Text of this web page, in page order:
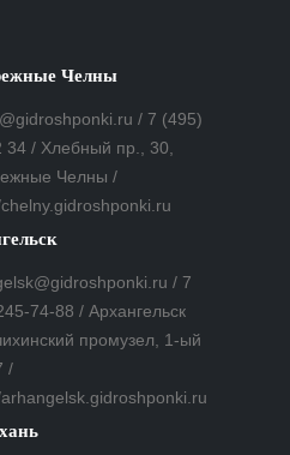
Челны
/ 7 (495)
34 / Хлебный пр., 30,
Челны /
/ 7
74-88 / Архангельск
промузел, 1-ый
/